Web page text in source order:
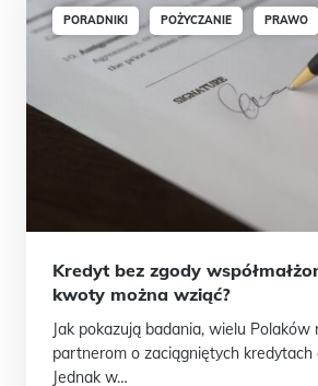
PORADNIKI POŻYCZANIE PRAWO
Kredyt bez zgody
kwoty można wziąć?
Jak pokazują badania, wielu
partnerom o zaciągniętych kredytach
Jednak w…